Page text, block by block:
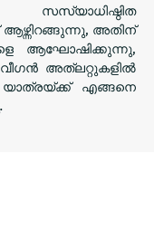
അതിന്
ആഘോഷിക്കുന്നു,
അത്‌ലറ്റുകളിൽ
യാത്രയ്ക്ക് എങ്ങനെ